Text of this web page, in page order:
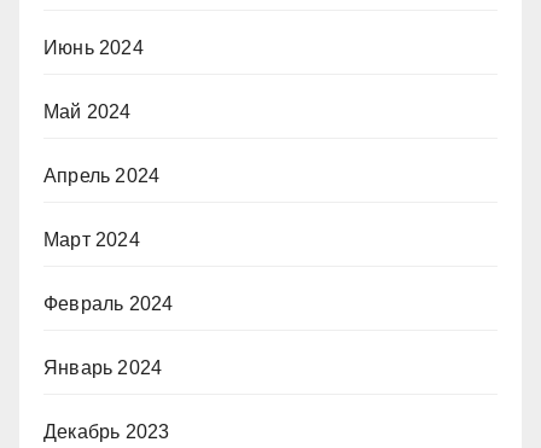
Июнь 2024
Май 2024
Апрель 2024
Март 2024
Февраль 2024
Январь 2024
Декабрь 2023